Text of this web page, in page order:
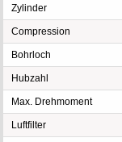
Zylinder
Compression
Bohrloch
Hubzahl
Max. Drehmoment
Luftfilter